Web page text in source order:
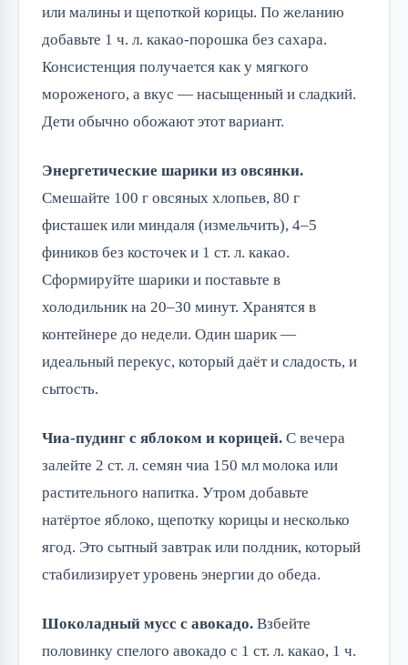
или малины и щепоткой корицы. По желанию
добавьте 1 ч. л. какао-порошка без сахара.
Консистенция получается как у мягкого
мороженого, а вкус — насыщенный и сладкий.
Дети обычно обожают этот вариант.
Энергетические шарики из овсянки.
Смешайте 100 г овсяных хлопьев, 80 г
фисташек или миндаля (измельчить), 4–5
фиников без косточек и 1 ст. л. какао.
Сформируйте шарики и поставьте в
холодильник на 20–30 минут. Хранятся в
контейнере до недели. Один шарик —
идеальный перекус, который даёт и сладость, и
сытость.
Чиа-пудинг с яблоком и корицей. С вечера
залейте 2 ст. л. семян чиа 150 мл молока или
растительного напитка. Утром добавьте
натёртое яблоко, щепотку корицы и несколько
ягод. Это сытный завтрак или полдник, который
стабилизирует уровень энергии до обеда.
Шоколадный мусс с авокадо. Взбейте
половинку спелого авокадо с 1 ст. л. какао, 1 ч.